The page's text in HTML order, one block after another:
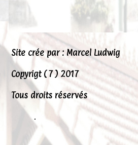
Site crée par : Marcel Ludwig
Copyrigt ( 7 ) 2017
Tous droits réservés
.